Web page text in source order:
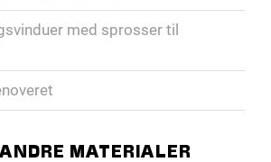
med sprosser til
MATERIALER